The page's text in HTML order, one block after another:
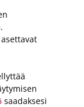
saadaksesi